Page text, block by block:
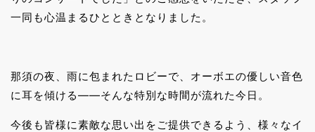
一同も心温まるひとときとなりました。
那須の夜、雨に包まれたロビーで、オーボエの優しい音色
に耳を傾ける――そんな特別な時間が流れた今日。
今後も皆様に素敵な思い出をご提供できるよう、様々なイ